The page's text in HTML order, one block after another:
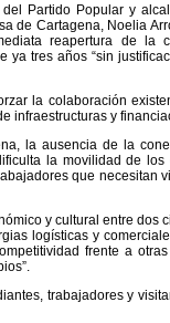
Partido Popular y
de Cartagena, Noelia
reapertura de la
ya tres años “sin
la colaboración
infraestructuras y
la ausencia de la
la movilidad de los
que necesitan
y cultural entre dos
logísticas y
frente a
trabajadores y